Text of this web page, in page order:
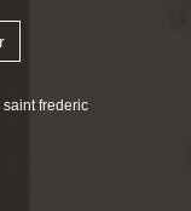
frederic